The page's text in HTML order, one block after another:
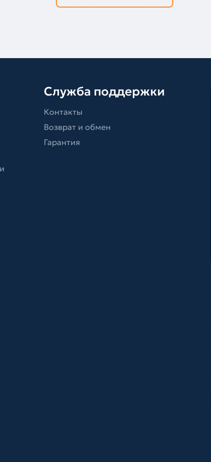
Служба поддержки
Контакты
Возврат и обмен
Гарантия